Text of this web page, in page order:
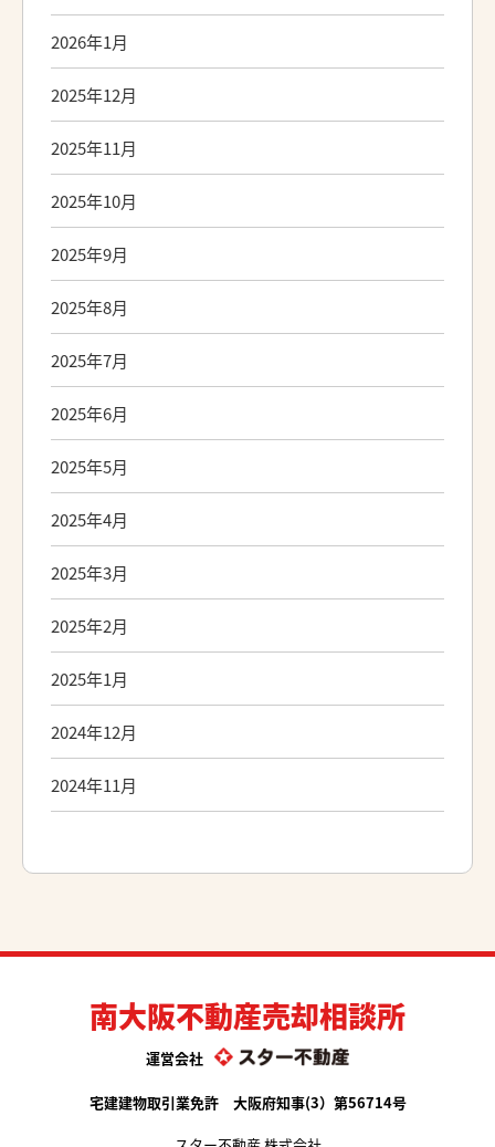
2026年1月
2025年12月
2025年11月
2025年10月
2025年9月
2025年8月
2025年7月
2025年6月
2025年5月
2025年4月
2025年3月
2025年2月
2025年1月
2024年12月
2024年11月
南大阪不動産売却相談所
運営会社
宅建建物取引業免許 大阪府知事(3）第56714号